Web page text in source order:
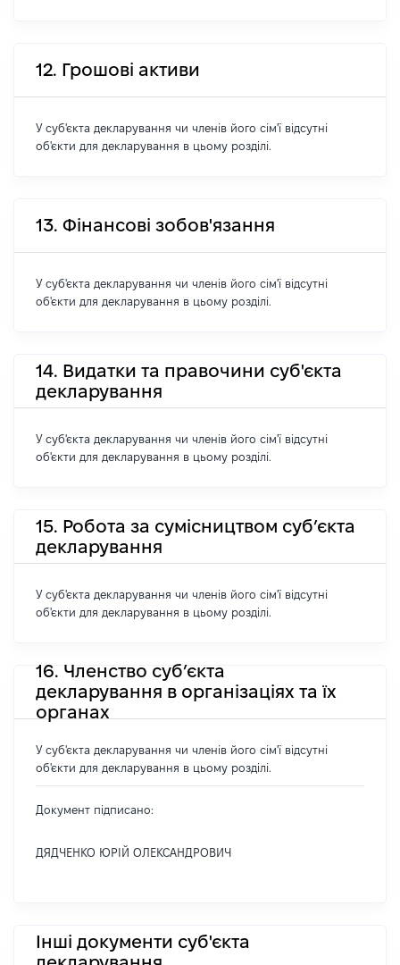
12. Грошові активи
У суб'єкта декларування чи членів його сім'ї відсутні
об'єкти для декларування в цьому розділі.
13. Фінансові зобов'язання
У суб'єкта декларування чи членів його сім'ї відсутні
об'єкти для декларування в цьому розділі.
14. Видатки та правочини суб'єкта
декларування
У суб'єкта декларування чи членів його сім'ї відсутні
об'єкти для декларування в цьому розділі.
15. Робота за сумісництвом суб’єкта
декларування
У суб'єкта декларування чи членів його сім'ї відсутні
об'єкти для декларування в цьому розділі.
16. Членство суб’єкта
декларування в організаціях та їх
органах
У суб'єкта декларування чи членів його сім'ї відсутні
об'єкти для декларування в цьому розділі.
Документ підписано:
ДЯДЧЕНКО ЮРІЙ ОЛЕКСАНДРОВИЧ
Інші документи суб'єкта